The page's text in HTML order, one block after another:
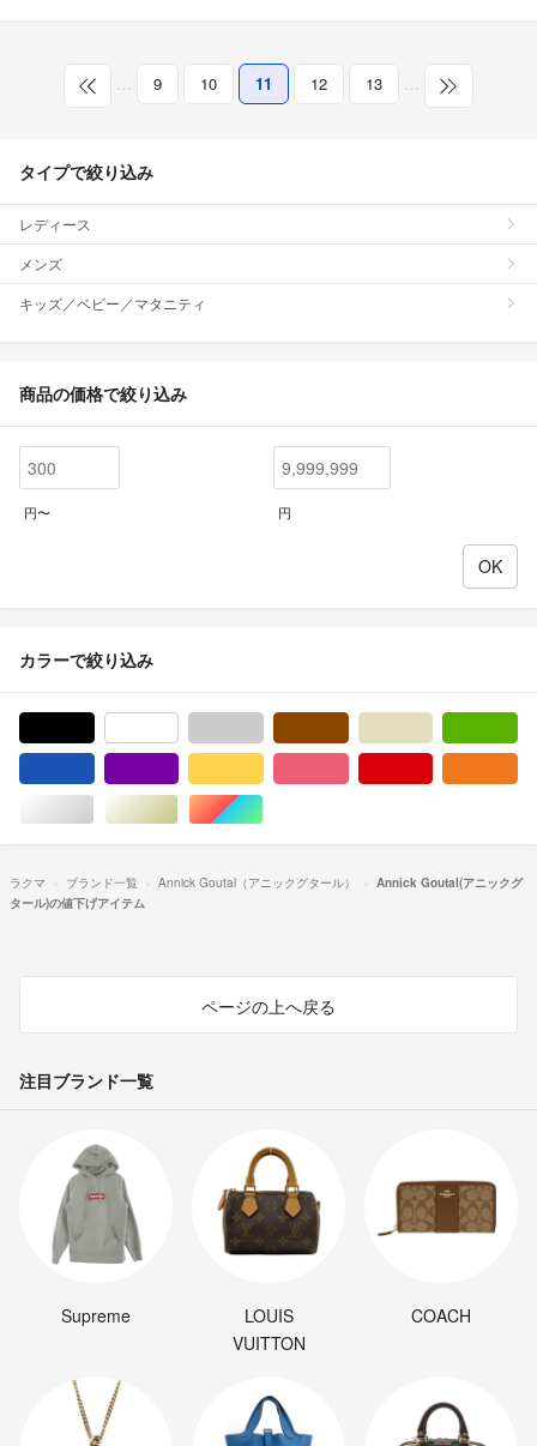
… 9 10 11 12 13 …
タイプで絞り込み
レディース
メンズ
キッズ／ベビー／マタニティ
商品の価格で絞り込み
円〜 円
カラーで絞り込み
シルバー/銀色系ゴールド/金色系マルチカラー
ラクマ ブランド一覧 Annick Goutal（アニックグタール）
Annick Goutal(アニックグ
タール)の値下げアイテム
ページの上へ戻る
注目ブランド一覧
Supreme
LOUIS
VUITTON
COACH